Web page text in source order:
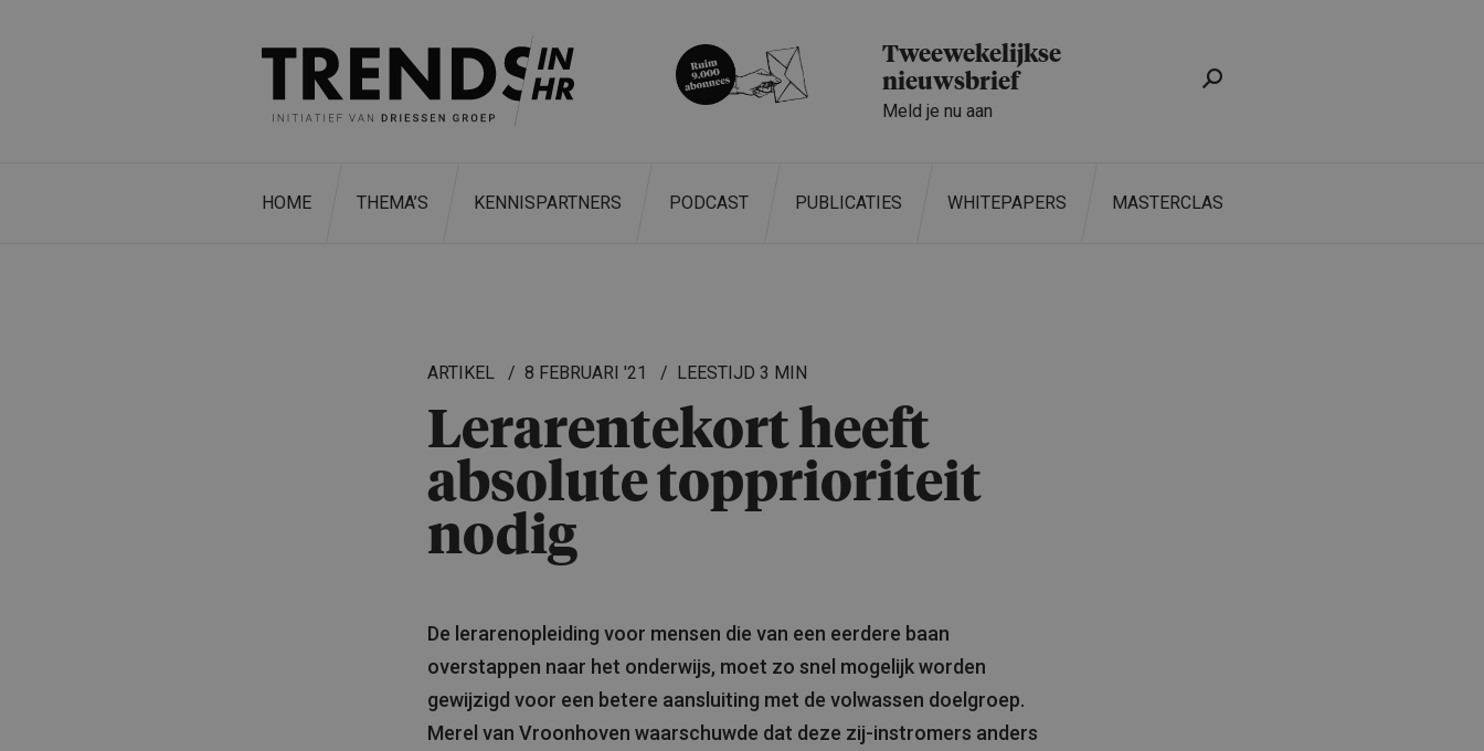
Tweewekelijkse
nieuwsbrief
Meld je nu aan
HOME THEMA’S KENNISPARTNERS PODCAST PUBLICATIES WHITEPAPERS MASTERCLASS
ARTIKEL 8 FEBRUARI '21 3 MIN
Lerarente­kort heeft
absolute toppriori­teit
nodig
De lerarenopleiding voor mensen die van een eerdere baan
overstappen naar het onderwijs, moet zo snel mogelijk worden
gewijzigd voor een betere aansluiting met de volwassen doelgroep.
Merel van Vroonhoven waarschuwde dat deze zij-instromers anders